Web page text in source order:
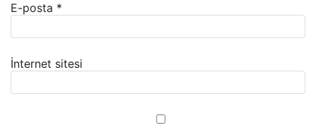
E-posta *
İnternet sitesi